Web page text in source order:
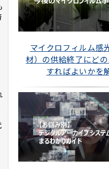
マイクロフィルム感
材）の供給終了にど
すればよいかを